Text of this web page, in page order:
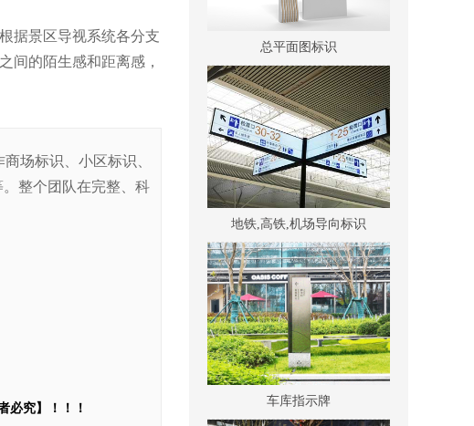
据景区导视系统各分支
间的陌生感和距离感，
场标识、小区标识、
。整个团队在完整、科
必究】！！！
总平面图标识
地铁,高铁,机场导向标识
车库指示牌